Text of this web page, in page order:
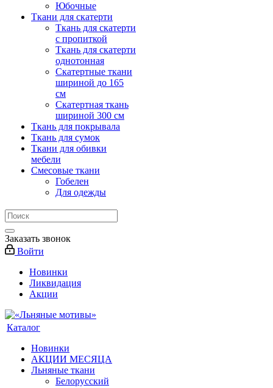
Юбочные
Ткани для скатерти
Ткань для скатерти
с пропиткой
Ткань для скатерти
однотонная
Скатертные ткани
шириной до 165
см
Скатертная ткань
шириной 300 см
Ткань для покрывала
Ткань для сумок
Ткани для обивки
мебели
Смесовые ткани
Гобелен
Для одежды
Заказать звонок
Войти
Новинки
Ликвидация
Акции
Каталог
Новинки
АКЦИИ МЕСЯЦА
Льняные ткани
Белорусский